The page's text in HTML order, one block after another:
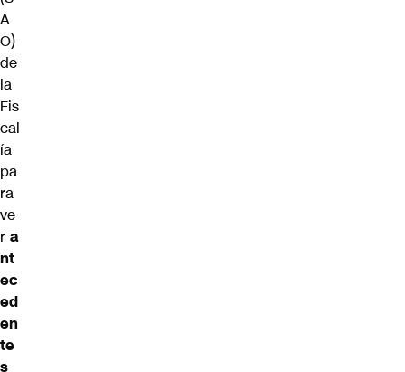
A
O)
de
la
Fis
cal
ía
pa
ra
ve
r a
nt
ec
ed
en
te
s